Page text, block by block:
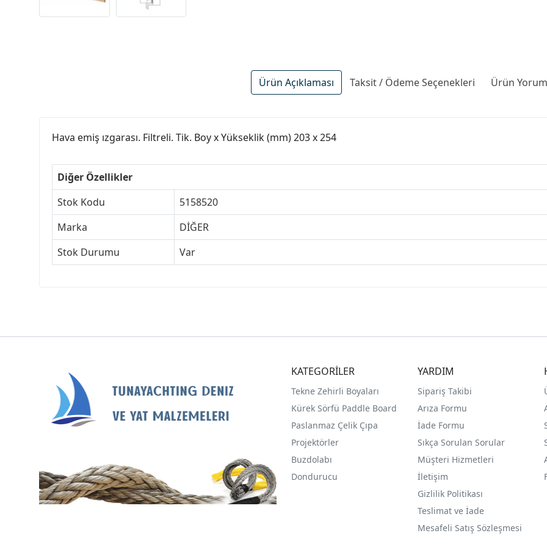
Ürün Açıklaması Taksit / Ödeme Seçenekleri Ürün
Hava emiş ızgarası. Filtreli. Tik. Boy x Yükseklik (mm) 203 x 254
Diğer Özellikler
Stok Kodu
5158520
Marka
DİĞER
Stok Durumu
Var
KATEGORİLER
Tekne Zehirli Boyaları
Kürek Sörfü Paddle Board
Paslanmaz Çelik Çıpa
Projektörler
Buzdolabı
Dondurucu
YARDIM
Sipariş Takibi
Arıza Formu
İade Formu
Sıkça Sorulan Sorular
Müşteri Hizmetleri
İletişim
Gizlilik Politikası
Teslimat ve İade
Mesafeli Satış Sözleşmesi